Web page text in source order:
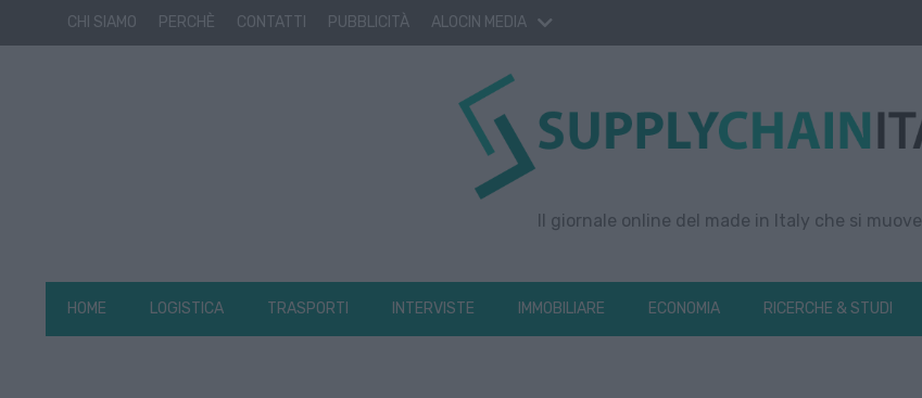
CHI SIAMO PERCHÈ CONTATTI PUBBLICITÀ ALOCIN MEDIA
Il giornale online del made in Italy che si muove
HOME LOGISTICA TRASPORTI INTERVISTE IMMOBILIARE ECONOMIA RICERCHE & STUDI